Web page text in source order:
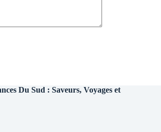
Du Sud : Saveurs, Voyages et